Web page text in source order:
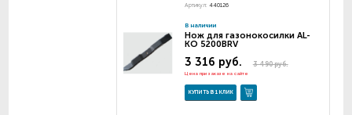
Артикул: 440126
В наличии
Нож для газонокосилки AL-
KO 5200BRV
3 490 руб.
3 316 руб.
Цена при заказе на сайте
КУПИТЬ В 1 КЛИК